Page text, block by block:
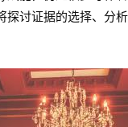
讨证据的选择、分